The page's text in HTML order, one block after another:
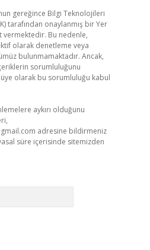
gereğince Bilgi Teknolojileri
tarafından onaylanmış bir Yer
vermektedir. Bu nedenle,
olarak denetleme veya
bulunmamaktadır. Ancak,
sorumluluğunu
olarak bu sorumluluğu kabul
aykırı olduğunu
adresine bildirmeniz
süre içerisinde sitemizden